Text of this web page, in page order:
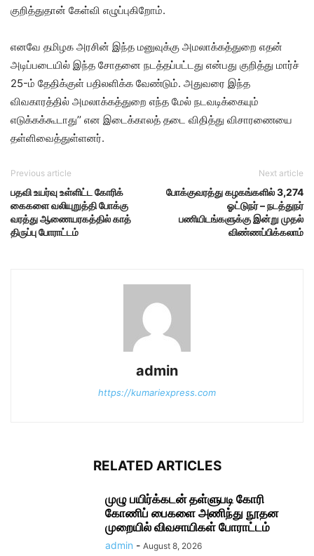
குறித்துதான் கேள்வி எழுப்புகிறோம்.
எனவே தமிழக அரசின் இந்த மனுவுக்கு அமலாக்கத்துறை எதன்
அடிப்படையில் இந்த சோதனை நடத்தப்பட்டது என்பது குறித்து மார்ச்
25-ம் தேதிக்குள் பதிலளிக்க வேண்டும். அதுவரை இந்த
விவகாரத்தில் அமலாக்கத்துறை எந்த மேல் நடவடிக்கையும்
எடுக்கக்கூடாது’’ என இடைக்காலத் தடை விதித்து விசாரணையை
தள்ளிவைத்துள்ளனர்.
Previous article
ப​தவி உயர்வு உள்​ளிட்ட கோரிக்​
கைகளை வலி​யுறுத்தி போக்​கு​
வரத்து ஆணை​யரகத்​தில் காத்​
திருப்பு போ​ராட்​டம்
Next article
போக்குவரத்து கழகங்களில் 3,274
ஓட்டுநர் – நடத்துநர்
பணியிடங்களுக்கு இன்று முதல்
விண்ணப்பிக்கலாம்
admin
https://kumariexpress.com
RELATED ARTICLES
முழு பயிர்க்கடன் தள்ளுபடி கோரி
கோணிப் பைகளை அணிந்து நூதன
முறையில் விவசாயிகள் போராட்டம்
admin - August 8, 2026